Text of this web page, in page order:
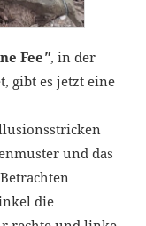
Fee", in der
gibt es jetzt eine
und das
die